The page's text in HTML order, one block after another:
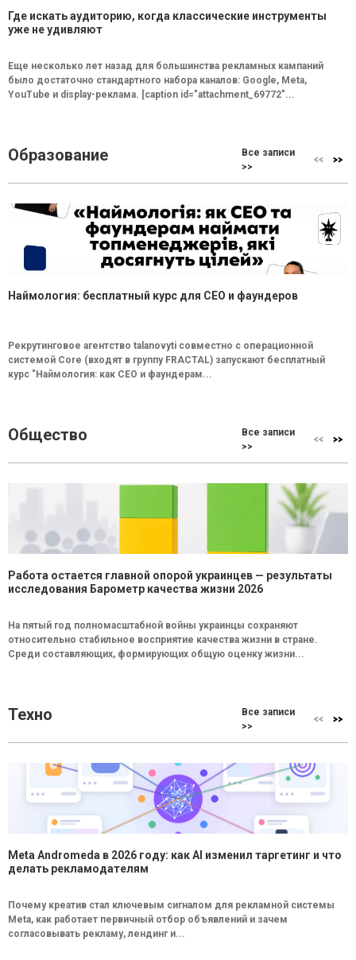
Где искать аудиторию, когда классические инструменты
уже не удивляют
Еще несколько лет назад для большинства рекламных кампаний
было достаточно стандартного набора каналов: Google, Meta,
YouTube и display-реклама. [caption id="attachment_69772"...
Образование
Все записи
>>
Наймология: бесплатный курс для CEO и фаундеров
Рекрутинговое агентство talanovyti совместно с операционной
системой Core (входят в группу FRACTAL) запускают бесплатный
курс "Наймология: как СEO и фаундерам...
Общество
Все записи
>>
Работа остается главной опорой украинцев — результаты
исследования Барометр качества жизни 2026
На пятый год полномасштабной войны украинцы сохраняют
относительно стабильное восприятие качества жизни в стране.
Среди составляющих, формирующих общую оценку жизни...
Техно
Все записи
>>
Meta Andromeda в 2026 году: как AI изменил таргетинг и что
делать рекламодателям
Почему креатив стал ключевым сигналом для рекламной системы
Meta, как работает первичный отбор объявлений и зачем
согласовывать рекламу, лендинг и...